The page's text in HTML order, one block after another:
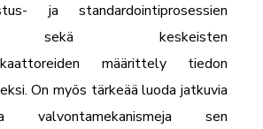
ja standardointiprosessien
sekä keskeisten
määrittely tiedon
On myös tärkeää luoda jatkuvia
valvontamekanismeja sen